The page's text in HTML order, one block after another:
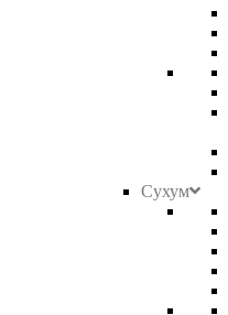
Сухум